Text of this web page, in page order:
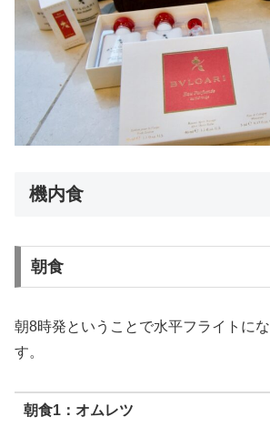
機内食
朝食
朝8時発ということで水平フライトに
す。
朝食1：オムレツ